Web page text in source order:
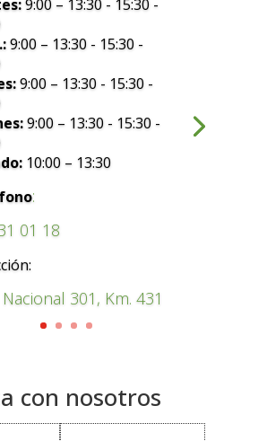
9:00 – 13:30 - 15:30 -
9:00 – 13:30 - 15:30 -
9:00 – 13:30 - 15:30 -
9:00 – 13:30 - 15:30 -
10:00 – 13:30
:
01 18
Nacional 301, Km. 431
con nosotros